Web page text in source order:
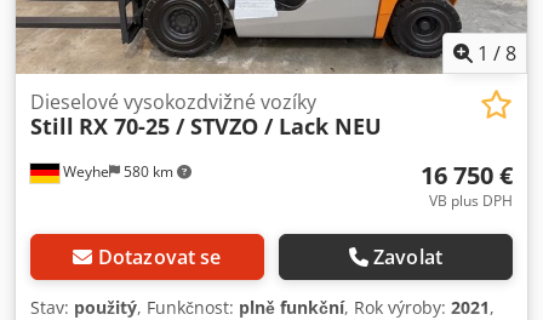
1 /8
Weyhe 580 km
Dieselové vysokozdvižné vozíky
Still RX 70-25 / STVZO / Lack NEU
16 750 €
VB plus DPH
Dotazovat se Zavolat
Stav: použitý, Funkčnost: plně funkční, Rok výroby: 2021,